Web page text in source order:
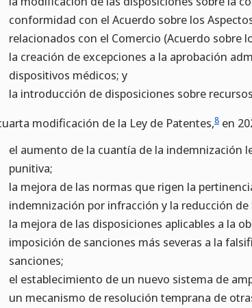
conformidad con el Acuerdo sobre los
relacionados con el Comercio (Acuerdo sobre
la creación de excepciones a la aprobación
dispositivos médicos; y
la introducción de disposiciones sobre
modificación de la Ley de Patentes,8 en
el aumento de la cuantía de la indemnización
punitiva;
la mejora de las normas que rigen la
indemnización por infracción y la reducción
la mejora de las disposiciones aplicables a la
imposición de sanciones más severas a la
sanciones;
el establecimiento de un nuevo sistema de
un mecanismo de resolución temprana de